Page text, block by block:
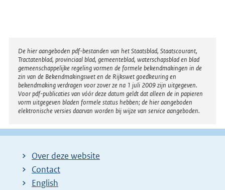
g
Disclaimer
De hier aangeboden pdf-bestanden van het Staatsblad, Staatscourant,
Tractatenblad, provinciaal blad, gemeenteblad, waterschapsblad en blad
gemeenschappelijke regeling vormen de formele bekendmakingen in de
zin van de Bekendmakingswet en de Rijkswet goedkeuring en
bekendmaking verdragen voor zover ze na 1 juli 2009 zijn uitgegeven.
Voor pdf-publicaties van vóór deze datum geldt dat alleen de in papieren
vorm uitgegeven bladen formele status hebben; de hier aangeboden
elektronische versies daarvan worden bij wijze van service aangeboden.
Over deze website
Contact
English